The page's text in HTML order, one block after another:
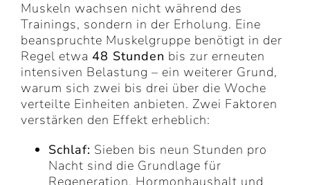
Muskeln wachsen nicht während des
Trainings, sondern in der Erholung. Eine
beanspruchte Muskelgruppe benötigt in der
Regel etwa 48 Stunden bis zur erneuten
intensiven Belastung – ein weiterer Grund,
warum sich zwei bis drei über die Woche
verteilte Einheiten anbieten. Zwei Faktoren
verstärken den Effekt erheblich:
Schlaf: Sieben bis neun Stunden pro
Nacht sind die Grundlage für
Regeneration, Hormonhaushalt und